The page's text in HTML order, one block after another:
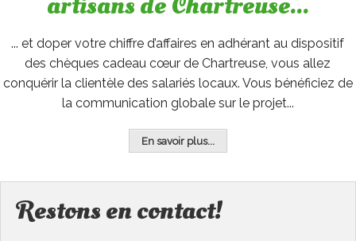
... et doper votre chiffre d’affaires en adhérant au dispositif
des chèques cadeau cœur de Chartreuse, vous allez
conquérir la clientèle des salariés locaux. Vous bénéficiez de
la communication globale sur le projet...
En savoir plus...
Restons en contact!